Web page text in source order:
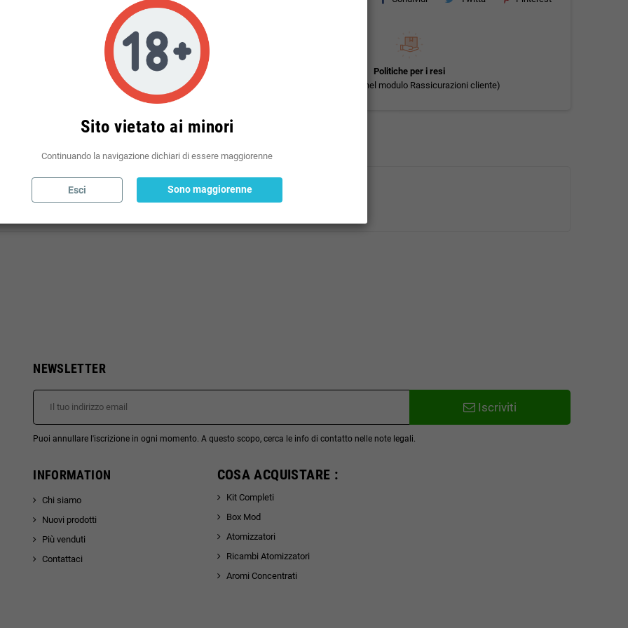
Politiche per le spedizioni
(modificale nel modulo Rassicurazioni cliente)
Politiche per i resi
(modificale nel modulo Rassicurazioni cliente)
NEWSLETTER
Iscriviti
Puoi annullare l'iscrizione in ogni momento. A questo scopo, cerca le info di contatto nelle note legali.
INFORMATION
Chi siamo
Nuovi prodotti
Più venduti
Contattaci
COSA ACQUISTARE :
Kit Completi
Box Mod
Atomizzatori
Ricambi Atomizzatori
Aromi Concentrati
Sito vietato ai minori
Continuando la navigazione dichiari di essere maggiorenne
Esci Sono maggiorenne